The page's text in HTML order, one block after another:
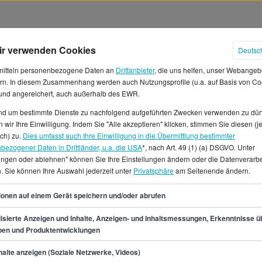
in Leipzig
du in Leipzig voraussichtlich
Gehalt von mindestens
56.300 €. Damit
der Stunde.*Wir haben 24
für dich.Wenn du dich
bzw.
in Leipzig interessierst,
verwenden Cookies
personenbezogene Daten an Drittanbieter, die uns helfen, unser
In diesem Zusammenhang werden auch Nutzungsprofile (u.a. auf Basis von
angereichert, auch außerhalb des EWR.
um bestimmte Dienste zu nachfolgend aufgeführten Zwecken verwenden zu
wir Ihre Einwilligung. Indem Sie "Alle akzeptieren" klicken, stimmen Sie diesen
zu. Dies umfasst auch Ihre Einwilligung in die Übermittlung bestimmter
Daten in Drittländer, u.a. die USA*, nach Art. 49 (1) (a) DSGVO. Unter
oder ablehnen" können Sie Ihre Einstellungen ändern oder die
Sie können Ihre Auswahl jederzeit unter Privatsphäream Seitenende ändern.
auf einem Gerät speichern und/oder abrufen
Anzeigen und Inhalte, Anzeigen- und Inhaltsmessungen, Erkenntnisse
und Produktentwicklungen
anzeigen (Soziale Netzwerke, Videos)